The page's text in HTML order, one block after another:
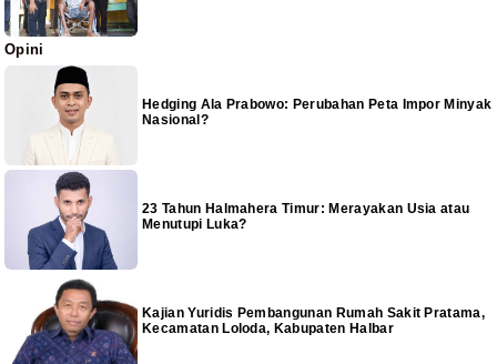
Opini
Hedging Ala Prabowo: Perubahan Peta Impor Minyak
Nasional?
23 Tahun Halmahera Timur: Merayakan Usia atau
Menutupi Luka?
Kajian Yuridis Pembangunan Rumah Sakit Pratama,
Kecamatan Loloda, Kabupaten Halbar